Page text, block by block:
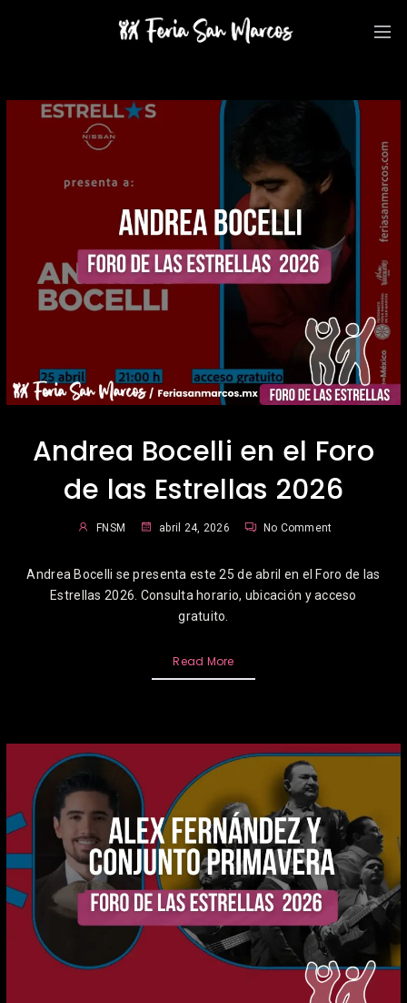
Andrea Bocelli en el Foro
de las Estrellas 2026
FNSM abril 24, 2026 No Comment
Andrea Bocelli se presenta este 25 de abril en el Foro de las
Estrellas 2026. Consulta horario, ubicación y acceso
gratuito.
Read More